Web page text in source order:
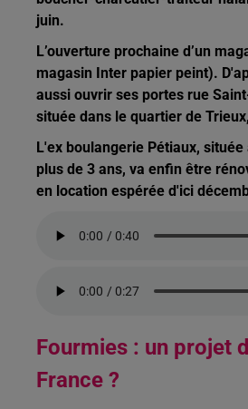
juin.
L’ouverture prochaine d’un
magasin Inter papier peint).
aussi ouvrir ses portes rue
située dans le quartier de
L'ex boulangerie Pétiaux,
plus de 3 ans, va enfin être
en location espérée d'ici
Fourmies : un projet
France ?